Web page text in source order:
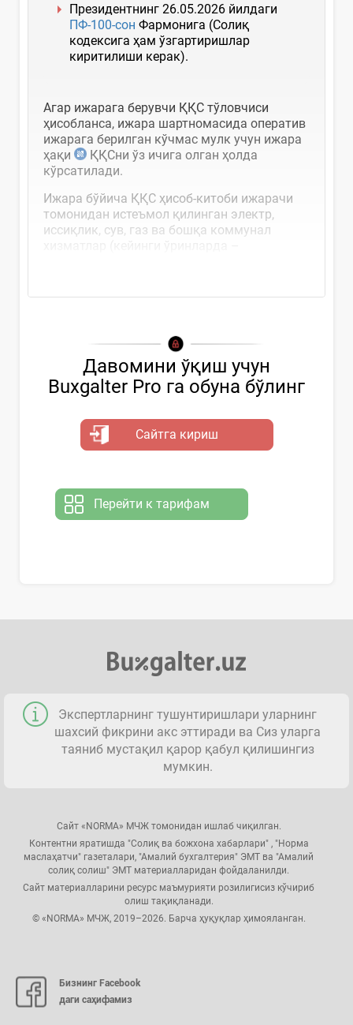
Президентнинг 26.05.2026 йилдаги
ПФ-100-сон Фармонига (Солиқ
кодексига ҳам ўзгартиришлар
киритилиши керак).
Агар ижарага берувчи ҚҚС тўловчиси
ҳисобланса, ижара шартномасида оператив
ижарага берилган кўчмас мулк учун ижара
ҳақи
ҚҚСни ўз ичига олган ҳолда
кўрсатилади.
Ижара бўйича ҚҚС ҳисоб-китоби ижарачи
томонидан истеъмол қилинган электр,
иссиқлик, сув, газ ва бошқа коммунал
Давомини ўқиш учун
Buxgalter Pro га обуна бўлинг
Сайтга кириш
Перейти к тарифам
Экспертларнинг тушунтиришлари уларнинг
шахсий фикрини акс эттиради ва Сиз уларга
таяниб мустақил қарор қабул қилишингиз
мумкин.
Сайт «NORMA» МЧЖ томонидан ишлаб чиқилган.
Контентни яратишда "Солиқ ва божхона хабарлари" , "Норма
маслаҳатчи" газеталари, "Амалий бухгалтерия" ЭМТ ва "Амалий
солиқ солиш" ЭМТ материалларидан фойдаланилди.
Сайт материалларини ресурс маъмурияти розилигисиз кўчириб
олиш тақиқланади.
© «NORMA» МЧЖ, 2019–2026. Барча ҳуқуқлар ҳимояланган.
Бизнинг Facebook
даги саҳифамиз